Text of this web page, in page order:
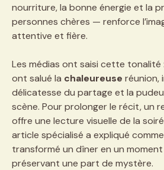
nourriture, la bonne énergie et la
personnes chères — renforce
attentive et fière.
Les médias ont saisi cette tonalité
ont salué la chaleureuse réunion,
délicatesse du partage et la
scène. Pour prolonger le récit, un
offre une lecture visuelle de la
article spécialisé a expliqué
transformé un dîner en un
préservant une part de mystère.